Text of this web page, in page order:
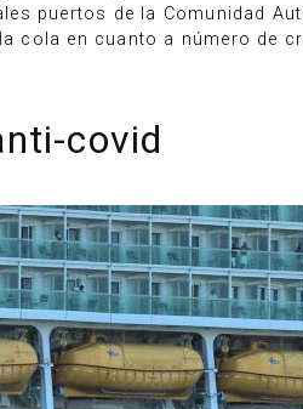
puertos de la Comunidad
cola en cuanto a número de
covid